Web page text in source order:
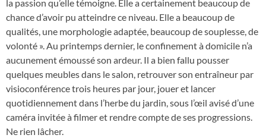
la passion qu’elle témoigne. Elle a certainement beaucoup de
chance d’avoir pu atteindre ce niveau. Elle a beaucoup de
qualités, une morphologie adaptée, beaucoup de souplesse, de
volonté ». Au printemps dernier, le confinement à domicile n’a
aucunement émoussé son ardeur. Il a bien fallu pousser
quelques meubles dans le salon, retrouver son entraîneur par
visioconférence trois heures par jour, jouer et lancer
quotidiennement dans l’herbe du jardin, sous l’œil avisé d’une
caméra invitée à filmer et rendre compte de ses progressions.
Ne rien lâcher.